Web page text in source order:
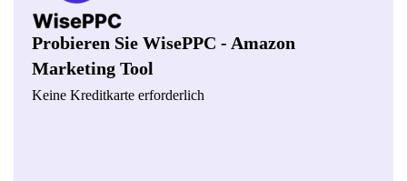
Probieren Sie WisePPC - Amazon
Marketing Tool
Keine Kreditkarte erforderlich